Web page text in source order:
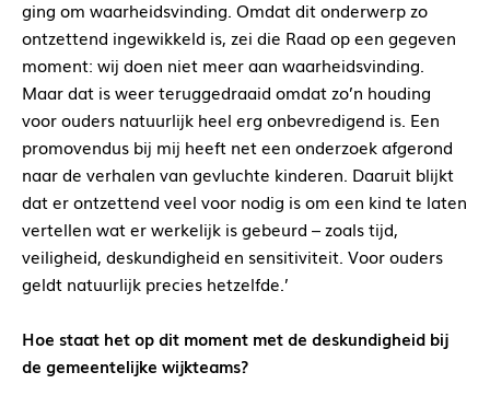
ging om waarheidsvinding. Omdat dit onderwerp zo
ontzettend ingewikkeld is, zei die Raad op een gegeven
moment: wij doen niet meer aan waarheidsvinding.
Maar dat is weer teruggedraaid omdat zo’n houding
voor ouders natuurlijk heel erg onbevredigend is. Een
promovendus bij mij heeft net een onderzoek afgerond
naar de verhalen van gevluchte kinderen. Daaruit blijkt
dat er ontzettend veel voor nodig is om een kind te laten
vertellen wat er werkelijk is gebeurd – zoals tijd,
veiligheid, deskundigheid en sensitiviteit. Voor ouders
geldt natuurlijk precies hetzelfde.’
Hoe staat het op dit moment met de deskundigheid bij
de gemeentelijke wijkteams?